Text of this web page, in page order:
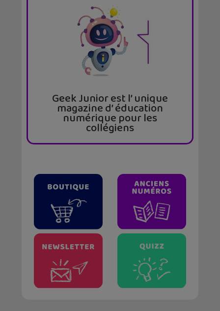
Geek Junior est l’ unique
magazine d’ éducation
numérique pour les
collégiens